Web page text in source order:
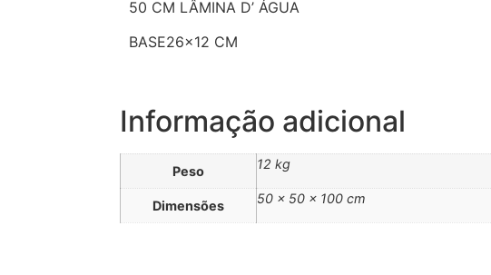
50 CM LÂMINA D’ ÁGUA
BASE26x12 CM
Informação adicional
Peso 12 kg
Dimensões 50 × 50 × 100 cm